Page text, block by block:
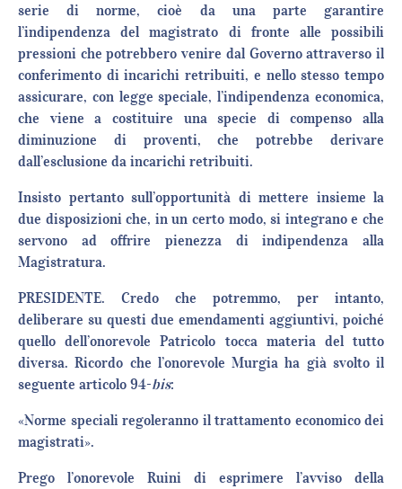
serie di norme, cioè da una parte garantire
l’indipendenza del magistrato di fronte alle possibili
pressioni che potrebbero venire dal Governo attraverso il
conferimento di incarichi retribuiti, e nello stesso tempo
assicurare, con legge speciale, l’indipendenza economica,
che viene a costituire una specie di compenso alla
diminuzione di proventi, che potrebbe derivare
dall’esclusione da incarichi retribuiti.
Insisto pertanto sull’opportunità di mettere insieme la
due disposizioni che, in un certo modo, si integrano e che
servono ad offrire pienezza di indipendenza alla
Magistratura.
PRESIDENTE. Credo che potremmo, per intanto,
deliberare su questi due emendamenti aggiuntivi, poiché
quello dell’onorevole Patricolo tocca materia del tutto
diversa. Ricordo che l’onorevole Murgia ha già svolto il
seguente articolo 94-bis:
«Norme speciali regoleranno il trattamento economico dei
magistrati».
Prego l’onorevole Ruini di esprimere l’avviso della